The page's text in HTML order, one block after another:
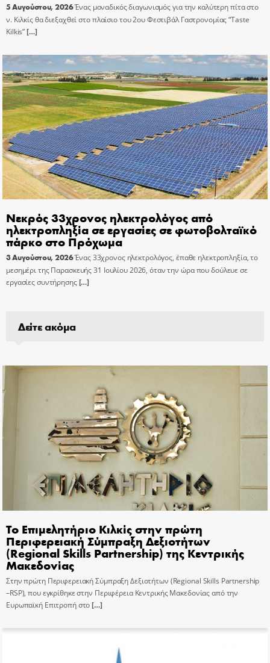
5 Αυγούστου, 2026Ένας μοναδικός διαγωνισμός για την καλύτερη πίτα στο
ν. Κιλκίς θα διεξαχθεί στο πλαίσιο του 2ου Φεστιβάλ Γαστρονομίας “Taste
Kilkis”[…]
Νεκρός 33χρονος ηλεκτρολόγος από
ηλεκτροπληξία σε εργασίες σε φωτοβολταϊκό
πάρκο στο Πρόχωμα
3 Αυγούστου, 2026Ένας 33χρονος ηλεκτρολόγος, έπαθε ηλεκτροπληξία, το
μεσημέρι της Παρασκευής 31 Ιουλίου 2026, όταν την ώρα που δούλευε σε
εργασίες συντήρησης[…]
Δείτε ακόμα
Το Επιμελητήριο Κιλκίς στην πρώτη
Περιφερειακή Σύμπραξη Δεξιοτήτων
(Regional Skills Partnership) της Κεντρικής
Μακεδονίας
Στην πρώτη Περιφερειακή Σύμπραξη Δεξιοτήτων (Regional Skills Partnership
–RSP), που εγκρίθηκε στην Περιφέρεια Κεντρικής Μακεδονίας από την
Ευρωπαϊκή Επιτροπή στο[…]